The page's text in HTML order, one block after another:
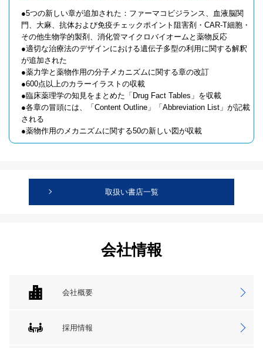
●5つの新しい章が追加された：ファーマコビジランス、血液脳関
門、大麻、抗体および免疫チェックポイント阻害剤・CAR-T細胞・
その他生物学的製剤、消化管マイクロバイオームと薬物反応
●適切な治療法のデザインにおける遺伝子多型の利用に関する解釈
が追加された
●薬力学と薬物作用の分子メカニズムに関する章の改訂
●600点以上のカラーイラストの収載
●臨床薬理学の知見をまとめた「Drug Fact Tables」を収載
●各章の冒頭には、「Content Outline」「Abbreviation List」が記載
される
●薬物作用のメカニズムに関する50の新しい図が収載
取扱い書店一覧
会社情報
会社概要
採用情報